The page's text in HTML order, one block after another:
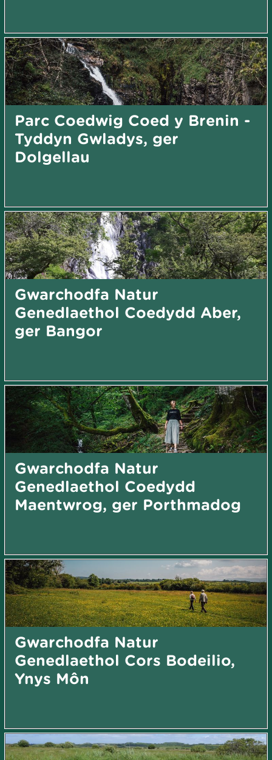
Parc Coedwig Coed y Brenin -
Tyddyn Gwladys, ger
Dolgellau
Gwarchodfa Natur
Genedlaethol Coedydd Aber,
ger Bangor
Gwarchodfa Natur
Genedlaethol Coedydd
Maentwrog, ger Porthmadog
Gwarchodfa Natur
Genedlaethol Cors Bodeilio,
Ynys Môn